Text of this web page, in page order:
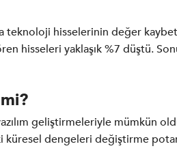
teknoloji hisselerinin değer
hisseleri yaklaşık %7 düştü.
geliştirmeleriyle mümkün
küresel dengeleri değiştirme